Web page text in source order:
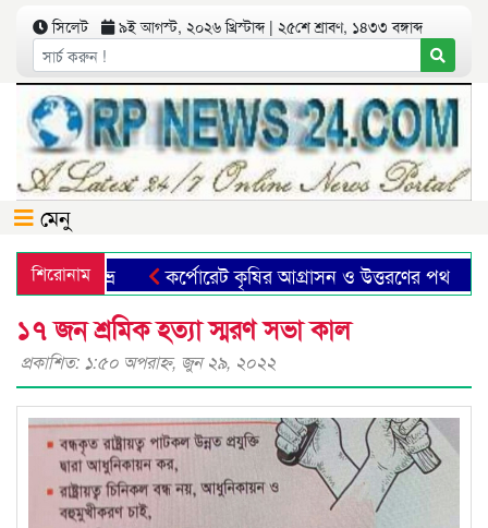
সিলেট ৯ই আগস্ট, ২০২৬ খ্রিস্টাব্দ | ২৫শে শ্রাবণ, ১৪৩৩ বঙ্গাব্দ
মেনু
শিরোনাম
ফাহিম শুভ্র কর্পোরেট কৃষির আগ্রাসন ও উত্তরণের পথ
১৭ জন শ্রমিক হত্যা স্মরণ সভা কাল
প্রকাশিত: ১:৫০ অপরাহ্ণ, জুন ২৯, ২০২২